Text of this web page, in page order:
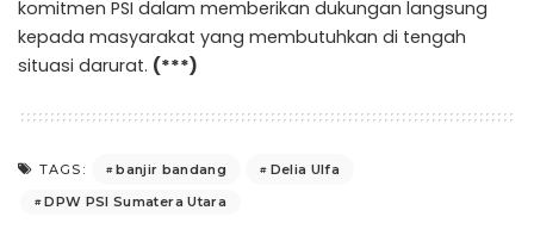
komitmen PSI dalam memberikan dukungan langsung
kepada masyarakat yang membutuhkan di tengah
situasi darurat. (***)
TAGS: banjir bandang
Delia Ulfa
DPW PSI Sumatera Utara